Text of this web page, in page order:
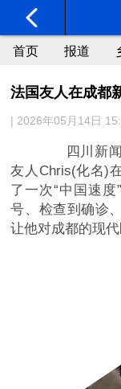
首页 报道
法国友人在成都
| 2026年05月14日
四川新闻
友人Chris(化名)
了一次“中国速
号、检查到确诊
让他对成都的现